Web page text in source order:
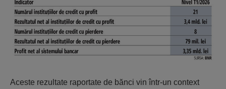
Aceste rezultate raportate de bănci vin într-un context